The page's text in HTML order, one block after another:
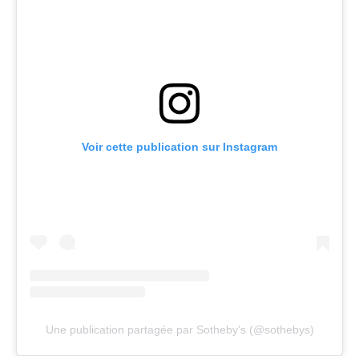
Voir cette publication sur Instagram
Une publication partagée par Sotheby's (@sothebys)